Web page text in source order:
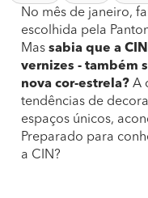
No mês de janeiro,
escolhida pela
Mas sabia que a
vernizes - também
nova cor-estrela? A
tendências de
espaços únicos,
Preparado para
a CIN?